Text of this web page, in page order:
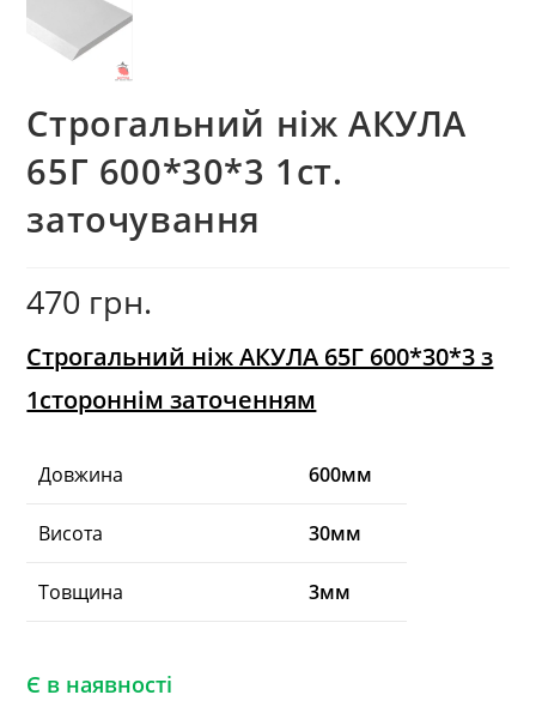
Строгальний ніж АКУЛА
65Г 600*30*3 1ст.
заточування
470 грн.
Строгальний ніж АКУЛА 65Г 600*30*3 з
1стороннім заточенням
Довжина 600мм
Висота 30мм
Товщина 3мм
Є в наявності